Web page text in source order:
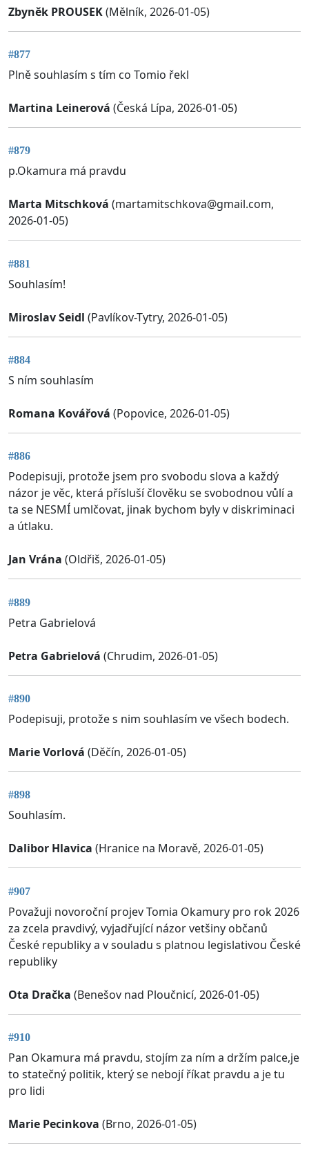
Zbyněk PROUSEK(Mělník, 2026-01-05)
#877
Plně souhlasím s tím co Tomio řekl
Martina Leinerová (Česká Lípa, 2026-01-05)
#879
p.Okamura má pravdu
Marta Mitschková (martamitschkova@gmail.com,
2026-01-05)
#881
Souhlasím!
Miroslav Seidl (Pavlíkov-Tytry, 2026-01-05)
#884
S ním souhlasím
Romana Kovářová (Popovice, 2026-01-05)
#886
Podepisuji, protože jsem pro svobodu slova a každý
názor je věc, která přísluší člověku se svobodnou vůlí a
ta se NESMÍ umlčovat, jinak bychom byly v diskriminaci
a útlaku.
Jan Vrána (Oldřiš, 2026-01-05)
#889
Petra Gabrielová
Petra Gabrielová (Chrudim, 2026-01-05)
#890
Podepisuji, protože s nim souhlasím ve všech bodech.
Marie Vorlová (Děčín, 2026-01-05)
#898
Souhlasím.
Dalibor Hlavica (Hranice na Moravě, 2026-01-05)
#907
Považuji novoroční projev Tomia Okamury pro rok 2026
za zcela pravdivý, vyjadřující názor vetšiny občanů
České republiky a v souladu s platnou legislativou České
republiky
Ota Dračka (Benešov nad Ploučnicí, 2026-01-05)
#910
Pan Okamura má pravdu, stojím za ním a držím palce,je
to statečný politik, který se nebojí říkat pravdu a je tu
pro lidi
Marie Pecinkova (Brno, 2026-01-05)